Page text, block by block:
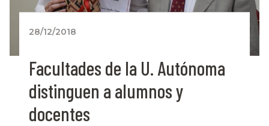
28/12/2018
Facultades de la U. Autónoma
distinguen a alumnos y
docentes